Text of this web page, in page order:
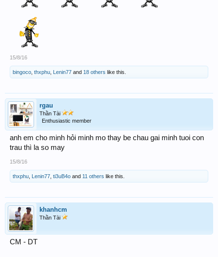
15/8/16
bingoco thxphu Lenin77 and 18 others like this.
rgau
Thần Tài
Enthusiastic member
anh em cho minh hỏi minh mo thay be chau gai minh tuoi con
trau thì la so may
15/8/16
thxphu Lenin77 ti3uB4o and 11 others like this.
khanhcm
Thần Tài
CM - DT